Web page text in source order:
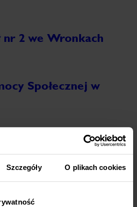
Szczegóły O plikach cookies
nr 2 we Wronkach
Społecznej w
w Legnicy